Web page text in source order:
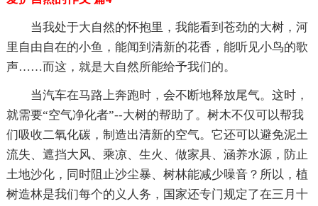
当我处于大自然的怀抱里，我能看到苍劲的大树，河
里自由自在的小鱼，能闻到清新的花香，能听见小鸟的歌
声……而这，就是大自然所能给予我们的。
当汽车在马路上奔跑时，会不断地释放尾气。这时，
就需要“空气净化者”--大树的帮助了。树木不仅可以帮我
们吸收二氧化碳，制造出清新的空气。它还可以避免泥土
流失、遮挡大风、乘凉、生火、做家具、涵养水源，防止
土地沙化，同时阻止沙尘暴、树林能减少噪音？所以，植
树造林是我们每个的义人务，国家还专门规定了在三月十